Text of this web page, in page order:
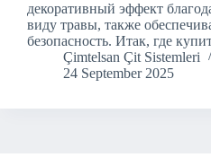
декоративный эффект
виду травы, также
безопасность. Итак, где
Çimtelsan Çit Sistemleri
24 September 2025